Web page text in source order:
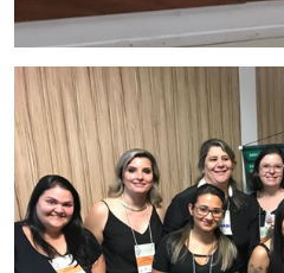
Planalto